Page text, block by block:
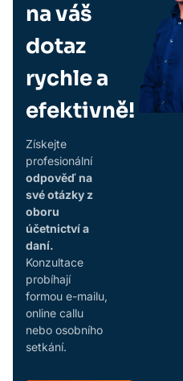
na váš
dotaz
rychle a
efektivně!
Získejte
profesionální
odpověď na
své otázky z
oboru
účetnictví a
daní.
Konzultace
probíhají
formou e-mailu,
online callu
nebo osobního
setkání.